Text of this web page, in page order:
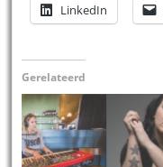
LinkedIn
Gerelateerd